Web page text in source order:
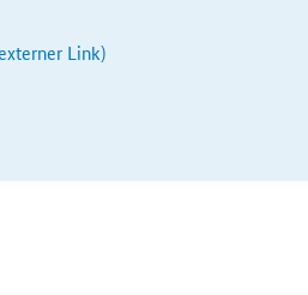
Link)